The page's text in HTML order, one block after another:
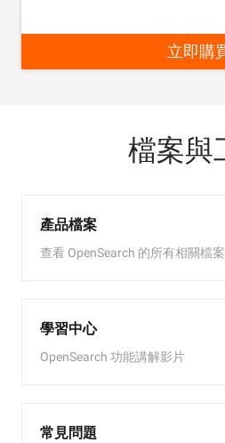
立即購
檔案與
產品檔案
查看 OpenSearch 的所有相關檔案
學習中心
OpenSearch 功能講解影片
常見問題